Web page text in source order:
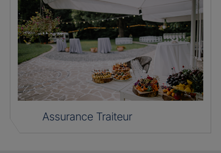
Assurance Traiteur